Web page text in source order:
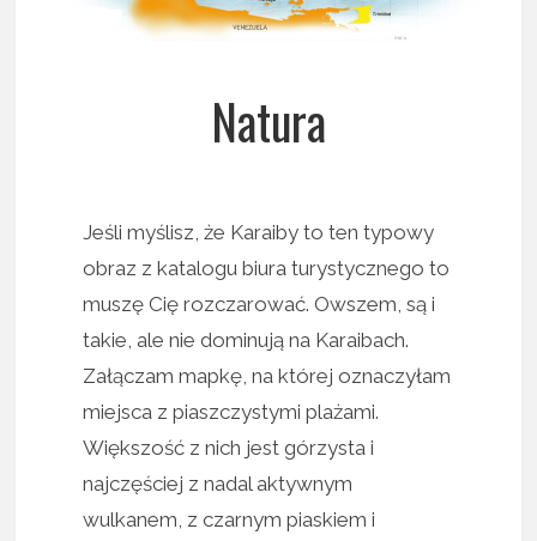
Natura
Jeśli myślisz, że Karaiby to ten typowy
obraz z katalogu biura turystycznego to
muszę Cię rozczarować. Owszem, są i
takie, ale nie dominują na Karaibach.
Załączam mapkę, na której oznaczyłam
miejsca z piaszczystymi plażami.
Większość z nich jest górzysta i
najczęściej z nadal aktywnym
wulkanem, z czarnym piaskiem i